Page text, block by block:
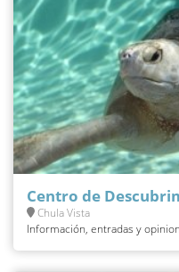
Centro de
Chula Vista
Información, entradas y